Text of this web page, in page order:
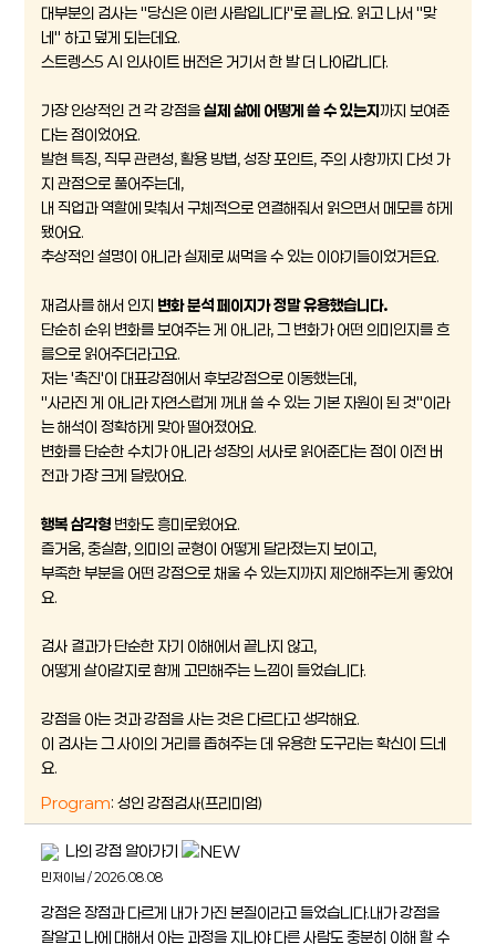
대부분의 검사는 "당신은 이런 사람입니다"로 끝나요. 읽고 나서 "맞
네" 하고 덮게 되는데요.
스트렝스5 AI 인사이트 버전은 거기서 한 발 더 나아갑니다.
가장 인상적인 건 각 강점을실제 삶에 어떻게 쓸 수 있는지까지 보여준
다는 점이었어요.
발현 특징, 직무 관련성, 활용 방법, 성장 포인트, 주의 사항까지 다섯 가
지 관점으로 풀어주는데,
내 직업과 역할에 맞춰서 구체적으로 연결해줘서 읽으면서 메모를 하게
됐어요.
추상적인 설명이 아니라 실제로 써먹을 수 있는 이야기들이었거든요.
재검사를 해서 인지 변화 분석 페이지가 정말 유용했습니다.
단순히 순위 변화를 보여주는 게 아니라, 그 변화가 어떤 의미인지를 흐
름으로 읽어주더라고요.
저는 '촉진'이 대표강점에서 후보강점으로 이동했는데,
"사라진 게 아니라 자연스럽게 꺼내 쓸 수 있는 기본 자원이 된 것"이라
는 해석이 정확하게 맞아 떨어졌어요.
변화를 단순한 수치가 아니라 성장의 서사로 읽어준다는 점이 이전 버
전과 가장 크게 달랐어요.
행복 삼각형 변화도 흥미로웠어요.
즐거움, 충실함, 의미의 균형이 어떻게 달라졌는지 보이고,
부족한 부분을 어떤 강점으로 채울 수 있는지까지 제안해주는게 좋았어
요.
검사 결과가 단순한 자기 이해에서 끝나지 않고,
어떻게 살아갈지로 함께 고민해주는 느낌이 들었습니다.
강점을 아는 것과 강점을 사는 것은 다르다고 생각해요.
이 검사는 그 사이의 거리를 좁혀주는 데 유용한 도구라는 확신이 드네
요.
Program: 성인 강점검사(프리미엄)
나의 강점 알아가기
민저이님 / 2026.08.08
강점은 장점과 다르게 내가 가진 본질이라고 들었습니다.내가 강점을
잘알고 나에 대해서 아는 과정을 지나야 다른 사람도 충분히 이해 할 수